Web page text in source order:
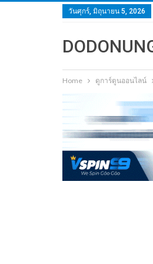
วันศุกร์, มิถุนายน 5, 2026
Home ดูการ์ตูนออนไลน์